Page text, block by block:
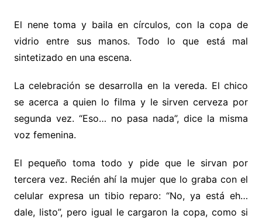
El nene toma y baila en círculos, con la copa de
vidrio entre sus manos. Todo lo que está mal
sintetizado en una escena.
La celebración se desarrolla en la vereda. El chico
se acerca a quien lo filma y le sirven cerveza por
segunda vez. “Eso… no pasa nada”, dice la misma
voz femenina.
El pequeño toma todo y pide que le sirvan por
tercera vez. Recién ahí la mujer que lo graba con el
celular expresa un tibio reparo: “No, ya está eh…
dale, listo”, pero igual le cargaron la copa, como si